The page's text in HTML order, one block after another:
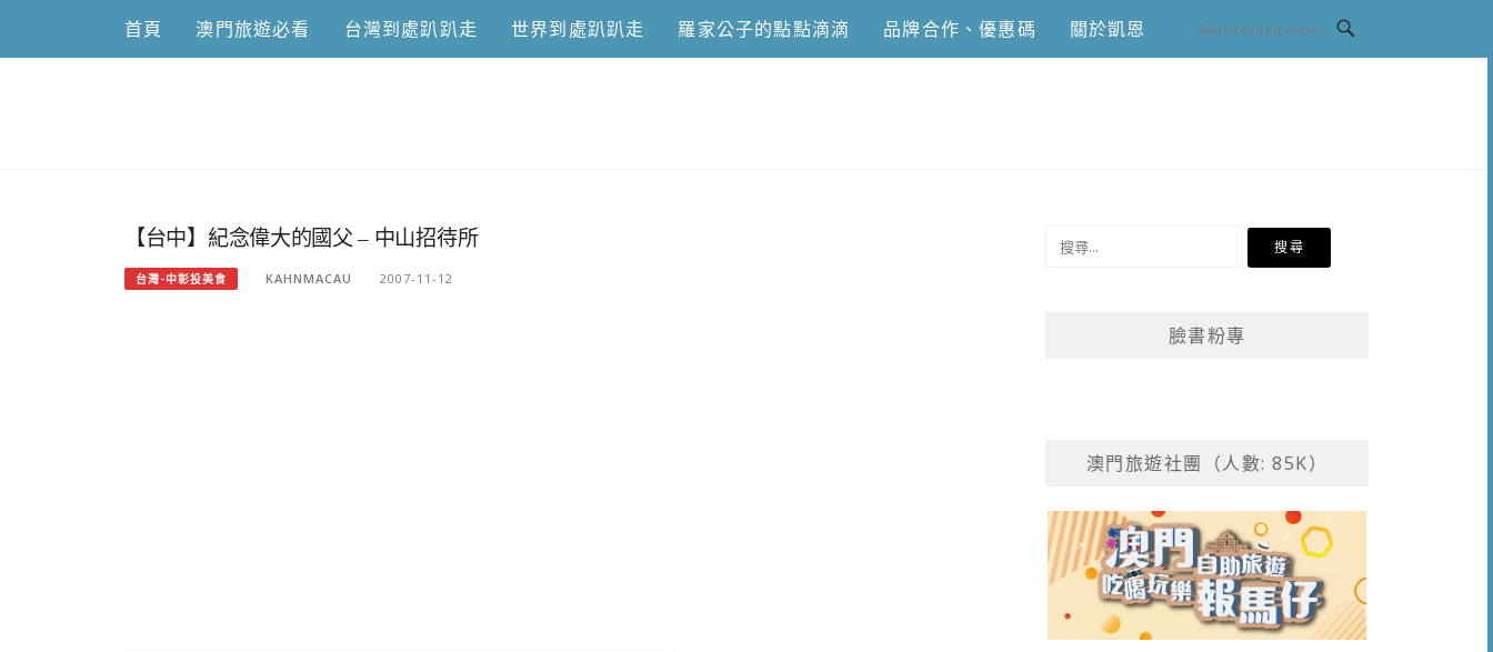
content
首頁 澳門旅遊必看 台灣到處趴趴走 世界到處趴趴走 羅家公子的點點滴滴 品牌合作、優惠碼 關於凱恩
【台中】紀念偉大的國父 – 中山招待所
台灣-中彰投美食 KAHNMACAU 2007-11-12
臉書粉專
澳門旅遊社團（人數: 85K）